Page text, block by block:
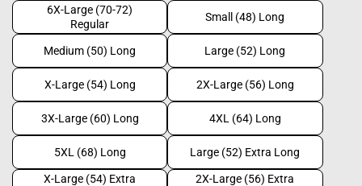
6X-Large (70-72)
Regular
Small (48) Long
Medium (50) Long Large (52) Long
X-Large (54) Long 2X-Large (56) Long
3X-Large (60) Long 4XL (64) Long
5XL (68) Long Large (52) Extra Long
X-Large (54) Extra
2X-Large (56) Extra